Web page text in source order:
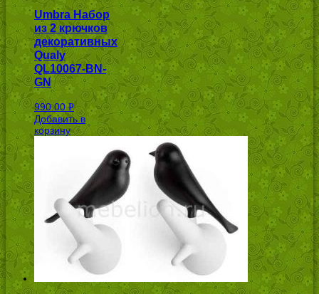
Umbra Набор
из 2 крючков
декоративных
Qualy
QL10067-BN-
GN
990.00Р
УБ.
Добавить в
корзину